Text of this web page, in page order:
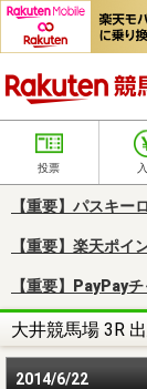
投票
【重要】パスキー
【重要】楽天ポ
【重要】PayPay
大井競馬場 3R
2014/6/22